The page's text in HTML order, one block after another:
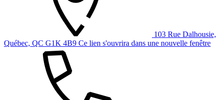
103 Rue Dalhousie,
Québec, QC G1K 4B9 Ce lien s'ouvrira dans une nouvelle fenêtre